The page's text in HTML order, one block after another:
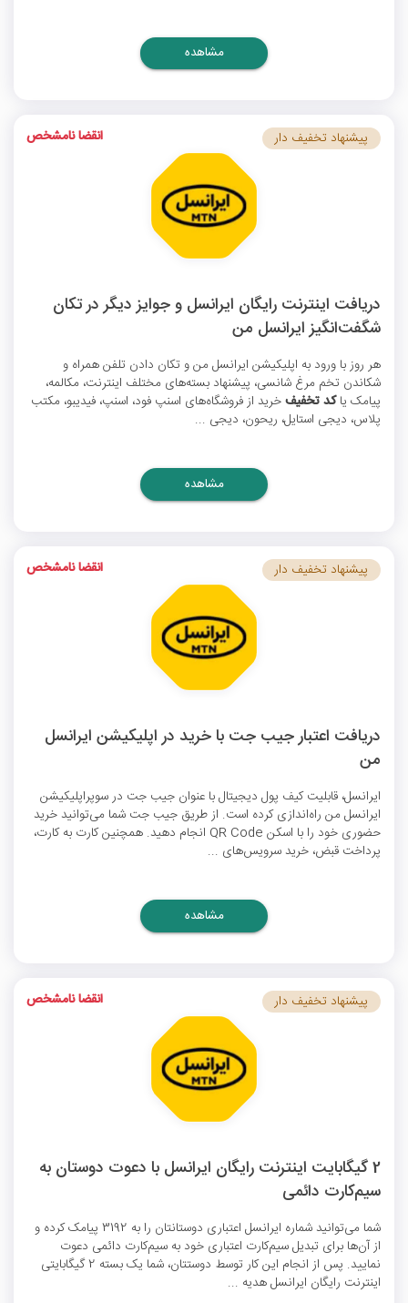
مشاهده
دریافت اینترنت رایگان ایرانسل و جوایز دیگر در تکان
شگفت‌انگیز ایرانسل من
هر روز با ورود به اپلیکیشن ایرانسل من و تکان دادن تلفن همراه و
شکاندن تخم مرغ شانسی، پیشنهاد بسته‌های مختلف اینترنت، مکالمه،
پیامک یاکد تخفیفخرید از فروشگاه‌های اسنپ فود، اسنپ، فیدیبو، مکتب
پلاس، دیجی استایل، ریحون، دیجی ...
پیشنهاد تخفیف دار انقضا نامشخص
مشاهده
دریافت اعتبار جیب جت با خرید در اپلیکیشن ایرانسل
من
ایرانسل، قابلیت کیف پول دیجیتال با عنوان جیب جت در سوپراپلیکیشن
ایرانسل من راه‌اندازی کرده است. از طریق جیب جت شما می‌توانید خرید
حضوری خود را با اسکن QR Code انجام دهید. همچنین کارت به کارت،
پرداخت قبض، خرید سرویس‌های ...
پیشنهاد تخفیف دار انقضا نامشخص
مشاهده
2 گیگابایت اینترنت رایگان ایرانسل با دعوت دوستان به
سیم‌کارت دائمی
شما می‌توانید شماره ایرانسل اعتباری دوستانتان را به 3192 پیامک کرده و
از آن‌ها برای تبدیل سیم‌کارت اعتباری خود به سیم‌کارت دائمی دعوت
نمایید. پس از انجام این کار توسط دوستتان، شما یک بسته 2 گیگابایتی
اینترنت رایگان ایرانسلهدیه ...
پیشنهاد تخفیف دار انقضا نامشخص